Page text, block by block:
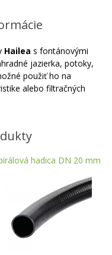
Hailea s fontánovými
jazierka, potoky,
použiť ho na
alebo filtračných
hadica DN 20 mm